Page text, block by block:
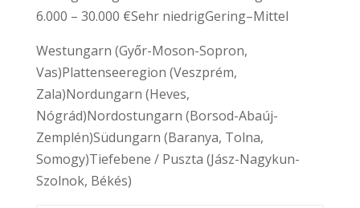
6.000 – 30.000 €Sehr niedrigGering–Mittel
Westungarn (Győr-Moson-Sopron,
Vas)Plattenseeregion (Veszprém,
Zala)Nordungarn (Heves,
Nógrád)Nordostungarn (Borsod-Abaúj-
Zemplén)Südungarn (Baranya, Tolna,
Somogy)Tiefebene / Puszta (Jász-Nagykun-
Szolnok, Békés)